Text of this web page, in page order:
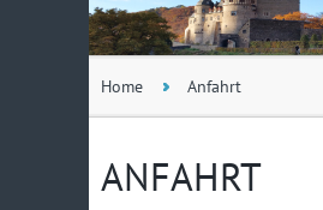
Home Anfahrt
ANFAHRT